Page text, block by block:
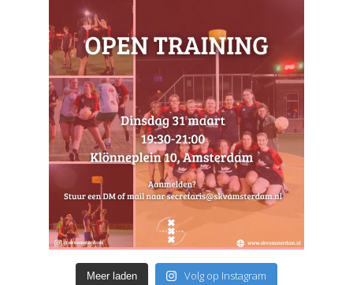
Meer laden Volg op Instagram